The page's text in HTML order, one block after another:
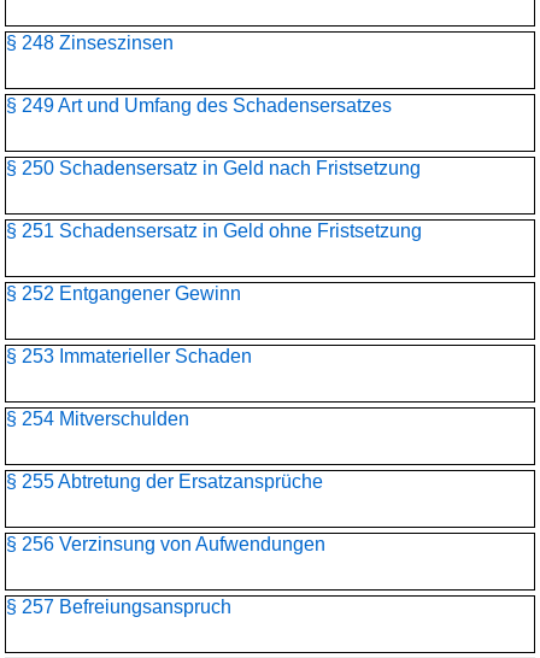
§ 248 Zinseszinsen
§ 249 Art und Umfang des Schadensersatzes
§ 250 Schadensersatz in Geld nach Fristsetzung
§ 251 Schadensersatz in Geld ohne Fristsetzung
§ 252 Entgangener Gewinn
§ 253 Immaterieller Schaden
§ 254 Mitverschulden
§ 255 Abtretung der Ersatzansprüche
§ 256 Verzinsung von Aufwendungen
§ 257 Befreiungsanspruch